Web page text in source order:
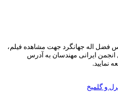
: مهندس فضل اله جهانگرد جهت مشاهده فیلم،
ایرانی مهندسان به آدرس